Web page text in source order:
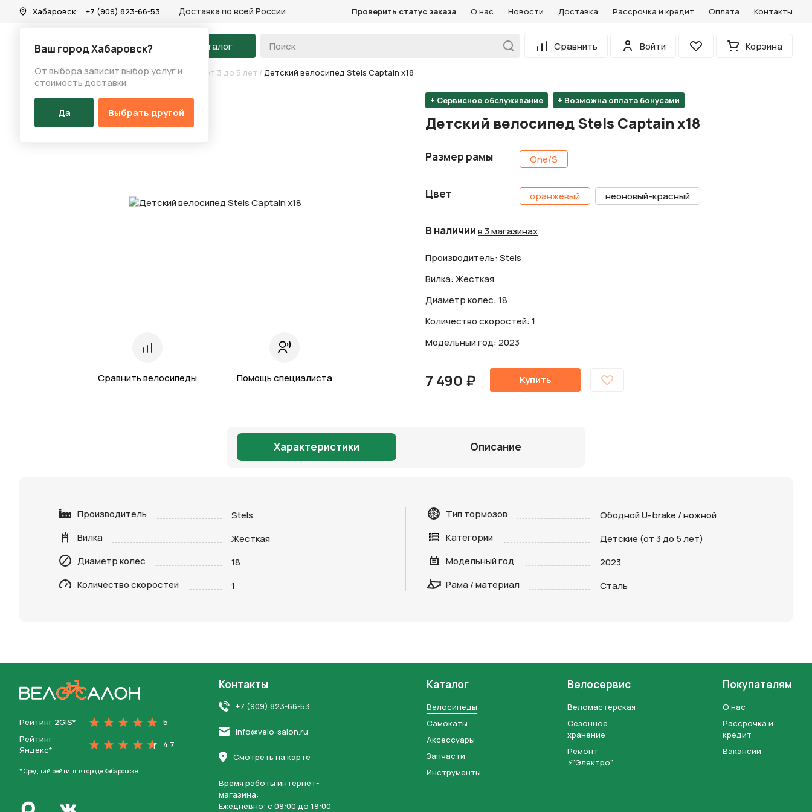
Хабаровск
Ваш город Хабаровск?
От выбора зависит выбор услуг и
стоимость доставки
Да Выбрать другой
+7 (909) 823-66-53 Доставка по всей России Проверить статус заказа О нас Новости Доставка Рассрочка и кредит Оплата Контакты
На главную Каталог Сравнить
Войти
Избранное Корзина
Каталог/Велосипеды/Детские велосипеды от 3 до 5 лет / Детский велосипед Stels Captain х18
Сравнить велосипеды Помощь специалиста
+ Сервисное обслуживание + Возможна оплата бонусами
Детский велосипед Stels Captain х18
Размер рамы One/S
Цвет оранжевый неоновый-красный
В наличиив 3 магазинах
Производитель: Stels
Вилка: Жесткая
Диаметр колес: 18
Количество скоростей: 1
Модельный год: 2023
7 490 ₽ Купить
Характеристики Описание
Производитель
Stels
Вилка
Жесткая
Диаметр колес
18
Количество скоростей
1
Тип тормозов
Ободной U-brake / ножной
Категории
Детские (от 3 до 5 лет)
Модельный год
2023
Рама / материал
Сталь
Рейтинг 2GIS*
5
Рейтинг
Яндекс*
4.7
* Средний рейтинг в городе Хабаровске
Написать в MaxПерейти во Вконтакте
Контакты
+7 (909) 823-66-53
info@velo-salon.ru
Смотреть на карте
Время работы интернет-
магазина:
Ежедневно: c 09:00 до 19:00
Каталог
Велосипеды
Самокаты
Аксессуары
Запчасти
Инструменты
Велосервис
Веломастерская
Сезонное
хранение
Ремонт
⚡"Электро"
Покупателям
О нас
Рассрочка и
кредит
Вакансии
Отправить
Нажимая на кнопку “Отправить заявку”, вы даетесогласие на обработку